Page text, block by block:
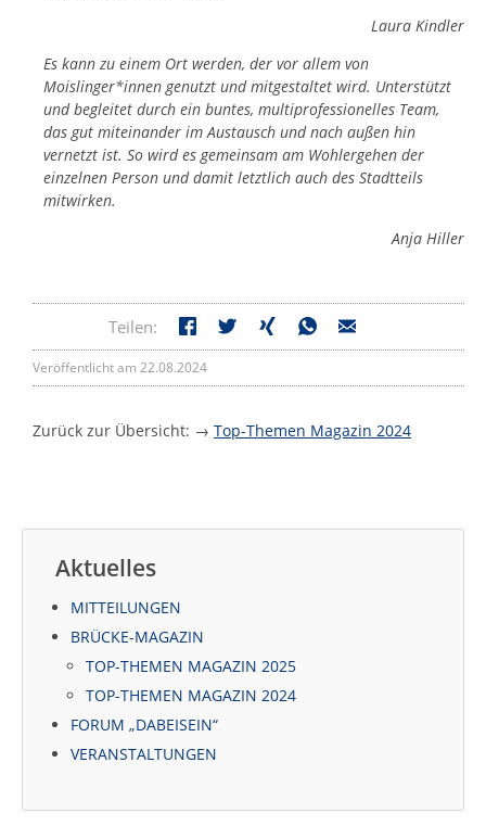
Laura Kindler
Es kann zu einem Ort werden, der vor allem von
Moislinger*innen genutzt und mitgestaltet wird. Unterstützt
und begleitet durch ein buntes, multiprofessionelles Team,
das gut miteinander im Austausch und nach außen hin
vernetzt ist. So wird es gemeinsam am Wohlergehen der
einzelnen Person und damit letztlich auch des Stadtteils
mitwirken.
Anja Hiller
Teilen:
Veröffentlicht am 22.08.2024
Zurück zur Übersicht: → Top-Themen Magazin 2024
Aktuelles
MITTEILUNGEN
BRÜCKE-MAGAZIN
TOP-THEMEN MAGAZIN 2025
TOP-THEMEN MAGAZIN 2024
FORUM „DABEISEIN“
VERANSTALTUNGEN